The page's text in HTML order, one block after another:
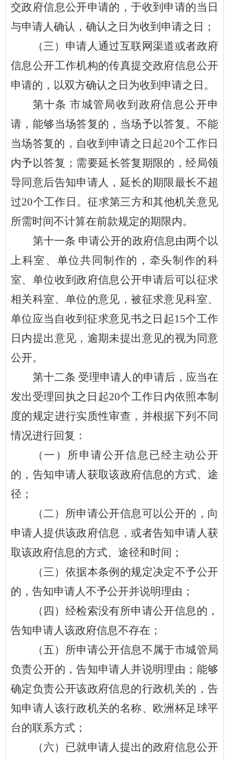
交政府信息公开申请的，于收到申请的当日
与申请人确认，确认之日为收到申请之日；
（三）申请人通过互联网渠道或者政府
信息公开工作机构的传真提交政府信息公开
申请的，以双方确认之日为收到申请之日。
第十条 市城管局收到政府信息公开申
请，能够当场答复的，当场予以答复。不能
当场答复的，自收到申请之日起20个工作日
内予以答复；需要延长答复期限的，经局领
导同意后告知申请人，延长的期限最长不超
过20个工作日。征求第三方和其他机关意见
所需时间不计算在前款规定的期限内。
第十一条 申请公开的政府信息由两个以
上科室、单位共同制作的，牵头制作的科
室、单位收到政府信息公开申请后可以征求
相关科室、单位的意见，被征求意见科室、
单位应当自收到征求意见书之日起15个工作
日内提出意见，逾期未提出意见的视为同意
公开。
第十二条 受理申请人的申请后，应当在
发出受理回执之日起20个工作日内依照本制
度的规定进行实质性审查，并根据下列不同
情况进行回复：
（一）所申请公开信息已经主动公开
的，告知申请人获取该政府信息的方式、途
径；
（二）所申请公开信息可以公开的，向
申请人提供该政府信息，或者告知申请人获
取该政府信息的方式、途径和时间；
（三）依据本条例的规定决定不予公开
的，告知申请人不予公开并说明理由；
（四）经检索没有所申请公开信息的，
告知申请人该政府信息不存在；
（五）所申请公开信息不属于市城管局
负责公开的，告知申请人并说明理由；能够
确定负责公开该政府信息的行政机关的，告
知申请人该行政机关的名称、欧洲杯足球平
台的联系方式；
（六）已就申请人提出的政府信息公开